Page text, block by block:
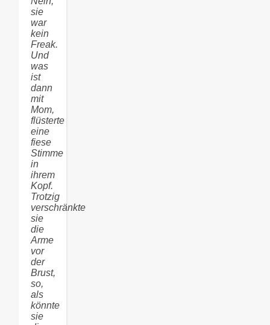
sie
war
kein
Freak.
Und
was
ist
dann
mit
Mom,
flüsterte
eine
fiese
Stimme
in
ihrem
Kopf.
Trotzig
verschränkte
sie
die
Arme
vor
der
Brust,
so,
als
könnte
sie